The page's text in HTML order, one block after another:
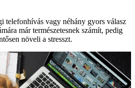
telefonhívás vagy néhány gyors válasz
már természetesnek számít, pedig
növeli a stresszt.